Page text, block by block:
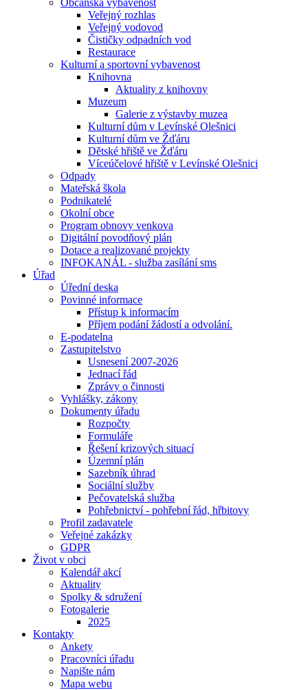
Občanská vybavenost
Veřejný rozhlas
Veřejný vodovod
Čističky odpadních vod
Restaurace
Kulturní a sportovní vybavenost
Knihovna
Aktuality z knihovny
Muzeum
Galerie z výstavby muzea
Kulturní dům v Levínské Olešnici
Kulturní dům ve Žďáru
Dětské hřiště ve Žďáru
Víceúčelové hřiště v Levínské Olešnici
Odpady
Mateřská škola
Podnikatelé
Okolní obce
Program obnovy venkova
Digitální povodňový plán
Dotace a realizované projekty
INFOKANÁL - služba zasílání sms
Úřad
Úřední deska
Povinné informace
Přístup k informacím
Příjem podání žádostí a odvolání.
E-podatelna
Zastupitelstvo
Usnesení 2007-2026
Jednací řád
Zprávy o činnosti
Vyhlášky, zákony
Dokumenty úřadu
Rozpočty
Formuláře
Řešení krizových situací
Územní plán
Sazebník úhrad
Sociální služby
Pečovatelská služba
Pohřebnictví - pohřební řád, hřbitovy
Profil zadavatele
Veřejné zakázky
GDPR
Život v obci
Kalendář akcí
Aktuality
Spolky & sdružení
Fotogalerie
2025
Kontakty
Ankety
Pracovníci úřadu
Napište nám
Mapa webu